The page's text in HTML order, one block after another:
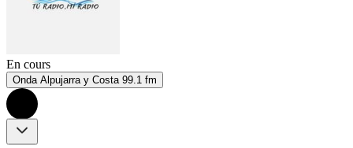
En cours
Onda Alpujarra y Costa 99.1 fm